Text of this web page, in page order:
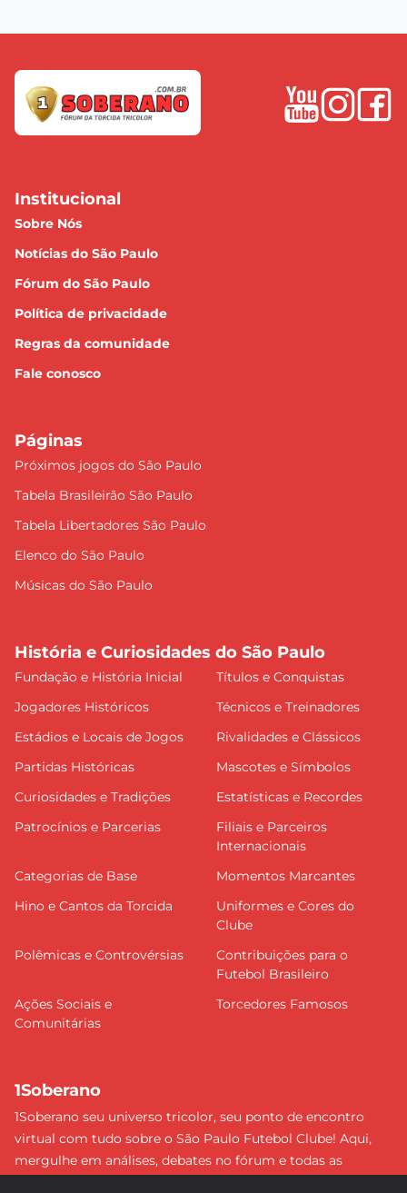
Institucional
Sobre Nós
Notícias do São Paulo
Fórum do São Paulo
Política de privacidade
Regras da comunidade
Fale conosco
Páginas
Próximos jogos do São Paulo
Tabela Brasileirão São Paulo
Tabela Libertadores São Paulo
Elenco do São Paulo
Músicas do São Paulo
História e Curiosidades do São Paulo
Fundação e História Inicial
Títulos e Conquistas
Jogadores Históricos
Técnicos e Treinadores
Estádios e Locais de Jogos
Rivalidades e Clássicos
Partidas Históricas
Mascotes e Símbolos
Curiosidades e Tradições
Estatísticas e Recordes
Patrocínios e Parcerias
Filiais e Parceiros
Internacionais
Categorias de Base
Momentos Marcantes
Hino e Cantos da Torcida
Uniformes e Cores do
Clube
Polêmicas e Controvérsias
Contribuições para o
Futebol Brasileiro
Ações Sociais e
Comunitárias
Torcedores Famosos
1Soberano
1Soberano seu universo tricolor, seu ponto de encontro
virtual com tudo sobre o São Paulo Futebol Clube! Aqui,
mergulhe em análises, debates no fórum e todas as